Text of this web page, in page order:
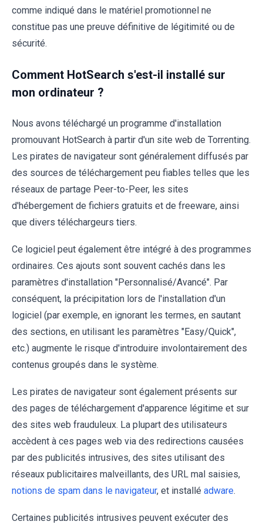
comme indiqué dans le matériel promotionnel ne
constitue pas une preuve définitive de légitimité ou de
sécurité.
Comment HotSearch s'est-il installé sur
mon ordinateur ?
Nous avons téléchargé un programme d'installation
promouvant HotSearch à partir d'un site web de Torrenting.
Les pirates de navigateur sont généralement diffusés par
des sources de téléchargement peu fiables telles que les
réseaux de partage Peer-to-Peer, les sites
d'hébergement de fichiers gratuits et de freeware, ainsi
que divers téléchargeurs tiers.
Ce logiciel peut également être intégré à des programmes
ordinaires. Ces ajouts sont souvent cachés dans les
paramètres d'installation "Personnalisé/Avancé". Par
conséquent, la précipitation lors de l'installation d'un
logiciel (par exemple, en ignorant les termes, en sautant
des sections, en utilisant les paramètres "Easy/Quick",
etc.) augmente le risque d'introduire involontairement des
contenus groupés dans le système.
Les pirates de navigateur sont également présents sur
des pages de téléchargement d'apparence légitime et sur
des sites web frauduleux. La plupart des utilisateurs
accèdent à ces pages web via des redirections causées
par des publicités intrusives, des sites utilisant des
réseaux publicitaires malveillants, des URL mal saisies,
notions de spam dans le navigateur, et installé adware.
Certaines publicités intrusives peuvent exécuter des